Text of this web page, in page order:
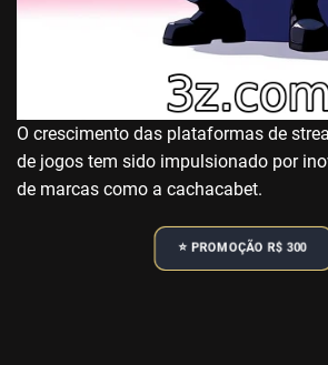
O crescimento das plataformas de
de jogos tem sido impulsionado por
de marcas como a cachacabet.
⭐️ PROMOÇÃO R$ 300